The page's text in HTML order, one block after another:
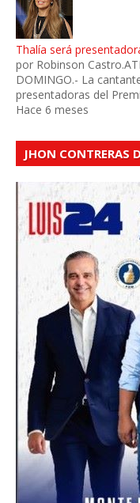
Thalía será
por Robinson
DOMINGO.- La
presentadoras del
Hace 6 meses
JHON CONTRERAS